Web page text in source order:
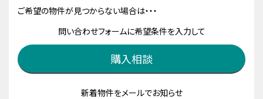
ご希望の物件が見つからない場合は・・・
問い合わせフォームに希望条件を入力して
購入相談
新着物件をメールでお知らせ